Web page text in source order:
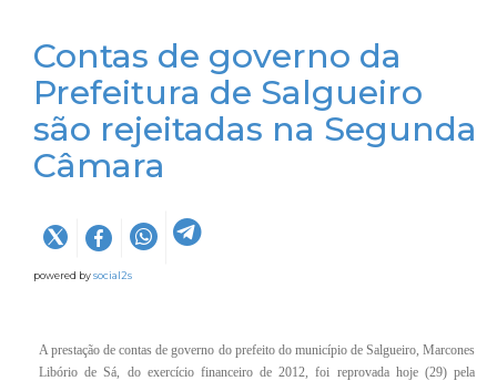
Contas de governo da
Prefeitura de Salgueiro
são rejeitadas na Segunda
Câmara
powered bysocial2s
A prestação de contas de governo do prefeito do município de Salgueiro, Marcones
Libório de Sá, do exercício financeiro de 2012, foi reprovada hoje (29) pela